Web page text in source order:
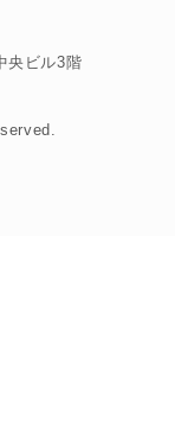
央ビル3階